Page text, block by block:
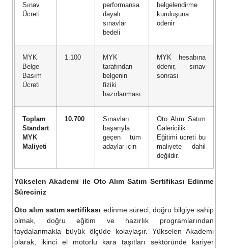
Sınav
Ücreti
performansa
dayalı
sınavlar
bedeli
belgelendirme
kuruluşuna
ödenir
MYK
Belge
Basım
Ücreti
1.100
MYK
tarafından
belgenin
fiziki
hazırlanması
MYK hesabına
ödenir, sınav
sonrası
Toplam
Standart
MYK
Maliyeti
10.700
Sınavları
başarıyla
geçen tüm
adaylar için
Oto Alım Satım
Galericilik
Eğitimi ücreti bu
maliyete dahil
değildir.
Yükselen Akademi ile Oto Alım Satım Sertifikası Edinme
Süreciniz
Oto alım satım sertifikası edinme süreci, doğru bilgiye sahip
olmak, doğru eğitim ve hazırlık programlarından
faydalanmakla büyük ölçüde kolaylaşır. Yükselen Akademi
olarak, ikinci el motorlu kara taşıtları sektöründe kariyer